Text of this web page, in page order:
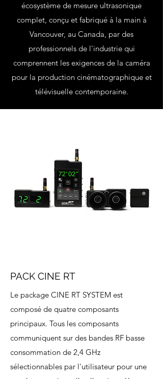
écosystème de mesure ultrasonique
complet, conçu et fabriqué à la main à
Vancouver, au Canada, par des
professionnels de l'industrie qui
comprennent les exigences de la caméra
pour la production cinématographique et
télévisuelle contemporaine.
PACK CINE RT
Le package CINE RT SYSTEM est
composé de quatre composants
principaux. Tous les composants
communiquent sur des bandes RF basse
consommation de 2,4 GHz
sélectionnables par l'utilisateur pour une